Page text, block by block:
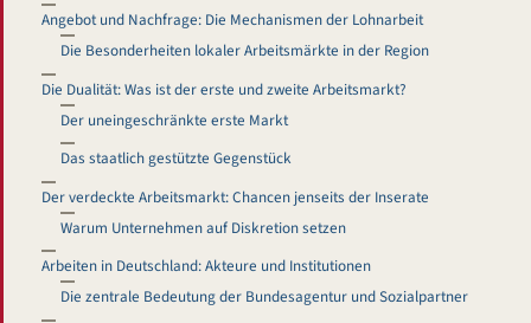
Angebot und Nachfrage: Die Mechanismen der Lohnarbeit
Die Besonderheiten lokaler Arbeitsmärkte in der Region
Die Dualität: Was ist der erste und zweite Arbeitsmarkt?
Der uneingeschränkte erste Markt
Das staatlich gestützte Gegenstück
Der verdeckte Arbeitsmarkt: Chancen jenseits der Inserate
Warum Unternehmen auf Diskretion setzen
Arbeiten in Deutschland: Akteure und Institutionen
Die zentrale Bedeutung der Bundesagentur und Sozialpartner